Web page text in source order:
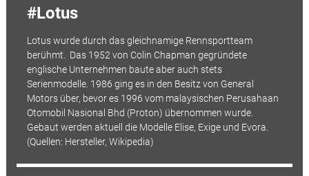
Lotus
Lotus wurde durch das gleichnamige Rennsportteam
berühmt. Das 1952 von Colin Chapman gegründete
englische Unternehmen baute aber auch stets
Serienmodelle. 1986 ging es in den Besitz von General
Motors über, bevor es 1996 vom malaysischen Perusahaan
Otomobil Nasional Bhd (Proton) übernommen wurde.
Gebaut werden aktuell die Modelle Elise, Exige und Evora.
(Quellen: Hersteller, Wikipedia)